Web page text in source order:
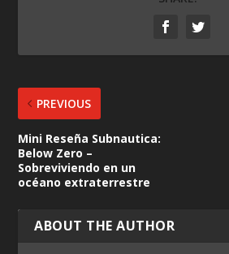
PREVIOUS
Mini Reseña Subnautica:
Below Zero –
Sobreviviendo en un
océano extraterrestre
ABOUT THE AUTHOR